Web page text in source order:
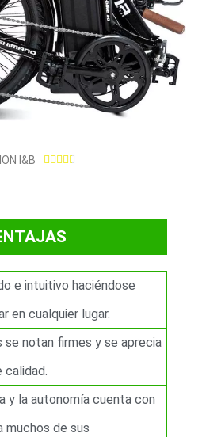
I&B     4
/
e intuitivo haciéndose
en cualquier lugar.
se notan firmes y se aprecia
calidad.
y la autonomía cuenta con
muchos de sus